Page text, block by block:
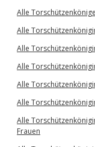
Alle
Alle
Alle
Alle
Alle
Alle
Alle
Frauen